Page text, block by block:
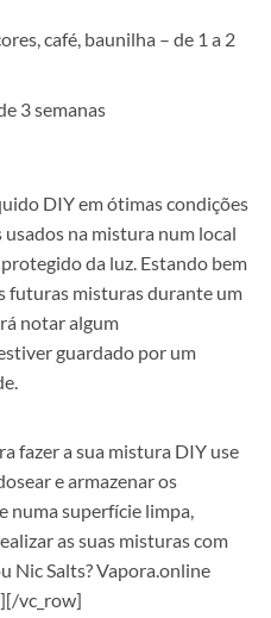
café, baunilha – de 1 a 2
3 semanas
DIY em ótimas condições
na mistura num local
da luz. Estando bem
futuras misturas durante um
notar algum
guardado por um
fazer a sua mistura DIY use
e armazenar os
numa superfície limpa,
as suas misturas com
Nic Salts? Vapora.online
vc_row]